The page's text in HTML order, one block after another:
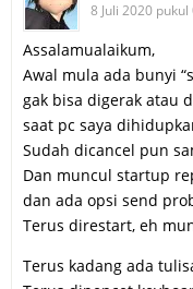
8 Juli 2020 pukul
Assalamualaikum,
Awal mula ada bunyi
gak bisa digerak atau
saat pc saya
Sudah dicancel pun
Dan muncul startup
dan ada opsi send
Terus direstart, eh
Terus kadang ada